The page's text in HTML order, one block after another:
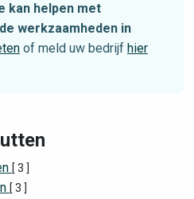
kan helpen met
werkzaamheden in
of meld uw bedrijf hier
[ 3 ]
[ 3 ]